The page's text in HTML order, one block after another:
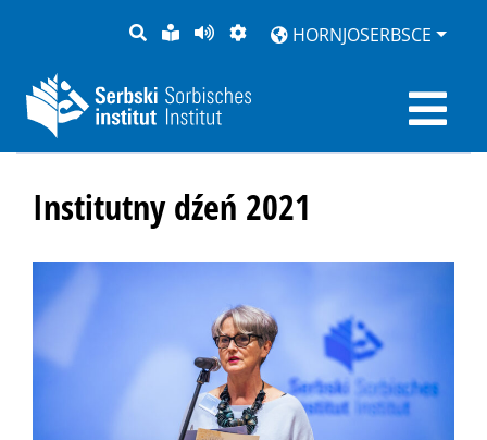
PYTANJE
LOCHKA
RĚČ
STRONU
PŘEDČITAĆ
ZWOBRAZNJENJE
HORNJOSERBSCE
Institutny dźeń 2021